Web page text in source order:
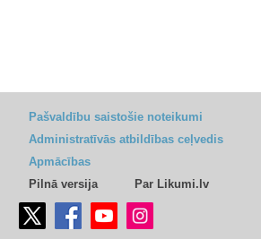
Pašvaldību saistošie noteikumi
Administratīvās atbildības ceļvedis
Apmācības
Pilnā versija
Par Likumi.lv